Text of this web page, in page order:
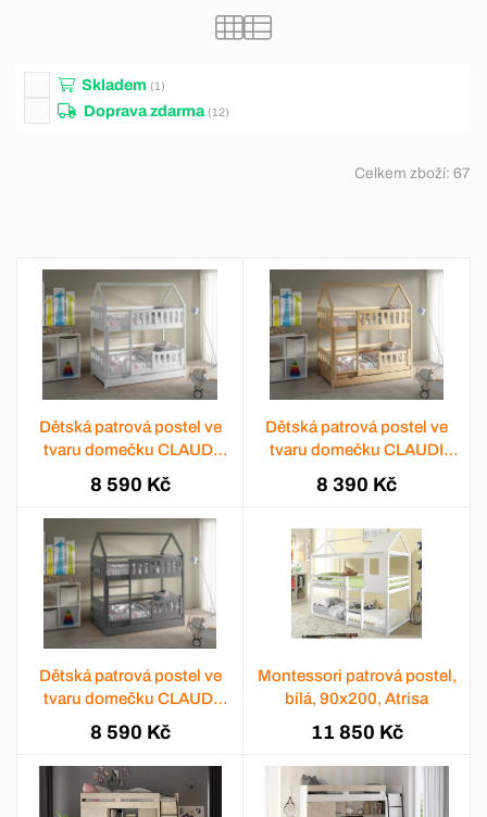
Skladem (1)
Doprava zdarma (12)
Celkem zboží: 67
Dětská patrová postel ve
tvaru domečku CLAUDI
80x160 bílá
8 590 Kč
Dětská patrová postel ve
tvaru domečku CLAUDI
80x160 přírodní
8 390 Kč
Dětská patrová postel ve
tvaru domečku CLAUDI
80x160 šedá
8 590 Kč
Montessori patrová postel,
bílá, 90x200, Atrisa
11 850 Kč